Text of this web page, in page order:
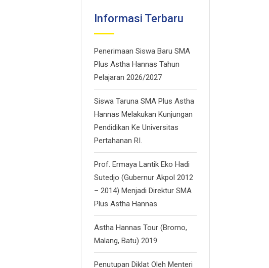
Informasi Terbaru
Penerimaan Siswa Baru SMA
Plus Astha Hannas Tahun
Pelajaran 2026/2027
Siswa Taruna SMA Plus Astha
Hannas Melakukan Kunjungan
Pendidikan Ke Universitas
Pertahanan RI.
Prof. Ermaya Lantik Eko Hadi
Sutedjo (Gubernur Akpol 2012
– 2014) Menjadi Direktur SMA
Plus Astha Hannas
Astha Hannas Tour (Bromo,
Malang, Batu) 2019
Penutupan Diklat Oleh Menteri